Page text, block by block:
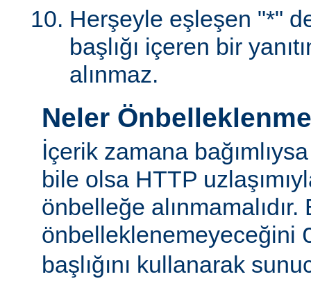
Herşeyle eşleşen "*"
başlığı içeren bir
alınmaz.
Neler
İçerik zamana
bile olsa HTTP
önbelleğe
önbelleklenemeyeceğini
başlığını kullanarak